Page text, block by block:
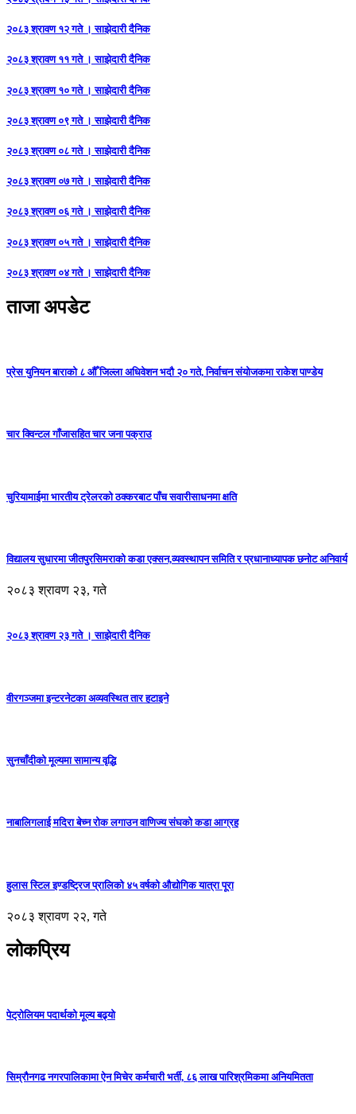
२०८३ श्रावण १२ गते । साझेदारी दैनिक
२०८३ श्रावण ११ गते । साझेदारी दैनिक
२०८३ श्रावण १० गते । साझेदारी दैनिक
२०८३ श्रावण ०९ गते । साझेदारी दैनिक
२०८३ श्रावण ०८ गते । साझेदारी दैनिक
२०८३ श्रावण ०७ गते । साझेदारी दैनिक
२०८३ श्रावण ०६ गते । साझेदारी दैनिक
२०८३ श्रावण ०५ गते । साझेदारी दैनिक
२०८३ श्रावण ०४ गते । साझेदारी दैनिक
ताजा अपडेट
प्रेस युनियन बाराको ८ औँ जिल्ला अधिवेशन भदौ २० गते, निर्वाचन संयोजकमा राकेश पाण्डेय
चार क्विन्टल गाँजासहित चार जना पक्राउ
चुरियामाईमा भारतीय ट्रेलरको ठक्करबाट पाँच सवारीसाधनमा क्षति
विद्यालय सुधारमा जीतपुरसिमराको कडा एक्सन,व्यवस्थापन समिति र प्रधानाध्यापक छनोट अनिवार्य
२०८३ श्रावण २३, गते
२०८३ श्रावण २३ गते । साझेदारी दैनिक
वीरगञ्जमा इन्टरनेटका अव्यवस्थित तार हटाइने
सुनचाँदीको मूल्यमा सामान्य वृद्धि
नाबालिगलाई मदिरा बेच्न रोक लगाउन वाणिज्य संघको कडा आग्रह
हुलास स्टिल इण्डष्ट्रिज प्रालिको ४५ वर्षको औद्योगिक यात्रा पूरा
२०८३ श्रावण २२, गते
लोकप्रिय
पेट्रोलियम पदार्थको मूल्य बढ्यो
सिम्रौनगढ नगरपालिकामा ऐन मिचेर कर्मचारी भर्ती, ८६ लाख पारिश्रमिकमा अनियमितता